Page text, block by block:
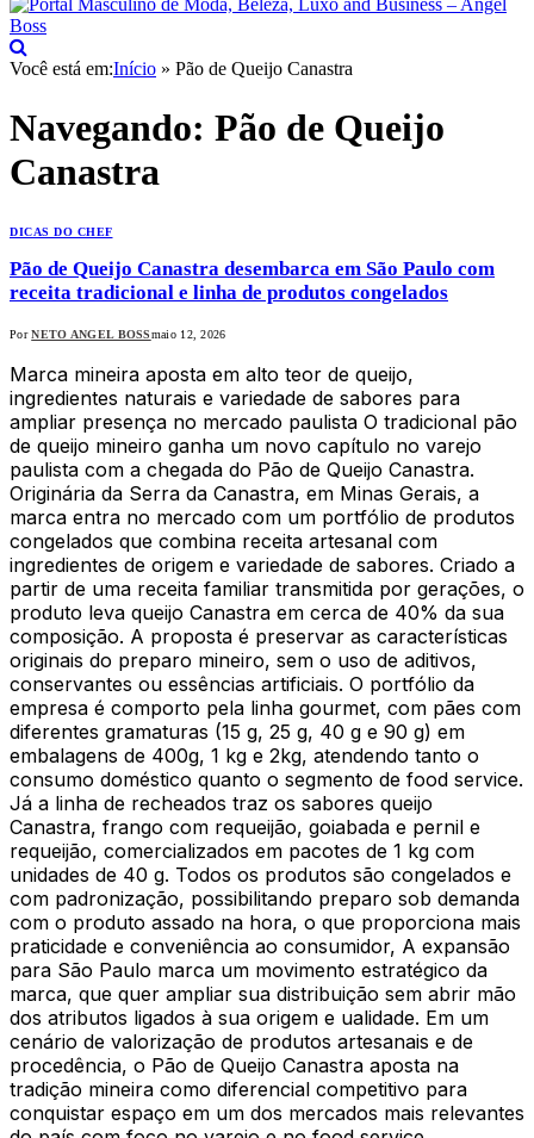
Você está em:Início » Pão de Queijo Canastra
Navegando: Pão de Queijo
Canastra
DICAS DO CHEF
Pão de Queijo Canastra desembarca em São Paulo com
receita tradicional e linha de produtos congelados
Por NETO ANGEL BOSSmaio 12, 2026
Marca mineira aposta em alto teor de queijo,
ingredientes naturais e variedade de sabores para
ampliar presença no mercado paulista O tradicional pão
de queijo mineiro ganha um novo capítulo no varejo
paulista com a chegada do Pão de Queijo Canastra.
Originária da Serra da Canastra, em Minas Gerais, a
marca entra no mercado com um portfólio de produtos
congelados que combina receita artesanal com
ingredientes de origem e variedade de sabores. Criado a
partir de uma receita familiar transmitida por gerações, o
produto leva queijo Canastra em cerca de 40% da sua
composição. A proposta é preservar as características
originais do preparo mineiro, sem o uso de aditivos,
conservantes ou essências artificiais. O portfólio da
empresa é comporto pela linha gourmet, com pães com
diferentes gramaturas (15 g, 25 g, 40 g e 90 g) em
embalagens de 400g, 1 kg e 2kg, atendendo tanto o
consumo doméstico quanto o segmento de food service.
Já a linha de recheados traz os sabores queijo
Canastra, frango com requeijão, goiabada e pernil e
requeijão, comercializados em pacotes de 1 kg com
unidades de 40 g. Todos os produtos são congelados e
com padronização, possibilitando preparo sob demanda
com o produto assado na hora, o que proporciona mais
praticidade e conveniência ao consumidor, A expansão
para São Paulo marca um movimento estratégico da
marca, que quer ampliar sua distribuição sem abrir mão
dos atributos ligados à sua origem e ualidade. Em um
cenário de valorização de produtos artesanais e de
procedência, o Pão de Queijo Canastra aposta na
tradição mineira como diferencial competitivo para
conquistar espaço em um dos mercados mais relevantes